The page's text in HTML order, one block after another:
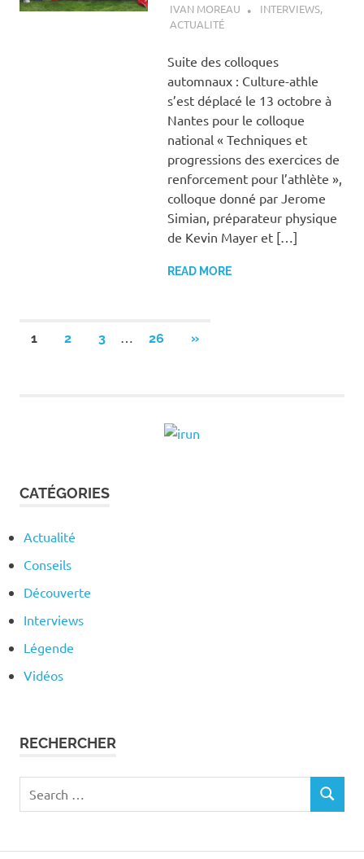
5 NOVEMBRE 2018
IVAN MOREAU INTERVIEWS,
ACTUALITÉ
Suite des colloques
automnaux : Culture-athle
s’est déplacé le 13 octobre à
Nantes pour le colloque
national « Techniques et
progressions des exercices de
renforcement pour l’athlète »,
colloque donné par Jerome
Simian, préparateur physique
de Kevin Mayer et […]
READ MORE
Pagination
1 2 3 26
NEXT
»
CATÉGORIES
Actualité
Conseils
Découverte
Interviews
Légende
Vidéos
RECHERCHER
for:
SEARCH